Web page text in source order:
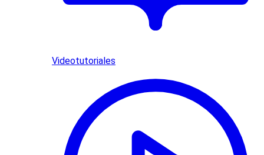
Videotutoriales